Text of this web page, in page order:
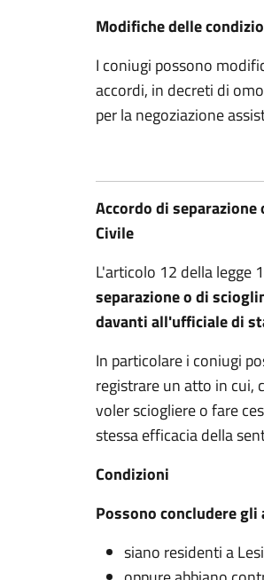
Modifiche delle
I coniugi possono
accordi, in decreti di
per la negoziazione
Accordo di
Civile
L'articolo 12 della
separazione o di
davanti all'ufficiale di
In particolare i coniugi
registrare un atto in cui,
voler sciogliere o fare
stessa efficacia della
Condizioni
Possono concludere
siano residenti a